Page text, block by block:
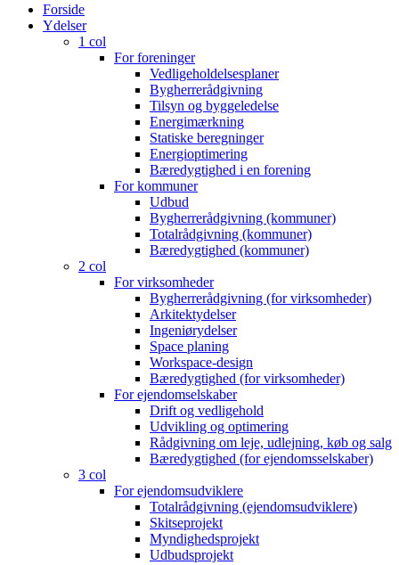
Close
Menu
Forside
Ydelser
1 col
For foreninger
Vedligeholdelsesplaner
Bygherrerådgivning
Tilsyn og byggeledelse
Energimærkning
Statiske beregninger
Energioptimering
Bæredygtighed i en forening
For kommuner
Udbud
Bygherrerådgivning (kommuner)
Totalrådgivning (kommuner)
Bæredygtighed (kommuner)
2 col
For virksomheder
Bygherrerådgivning (for virksomheder)
Arkitektydelser
Ingeniørydelser
Space planing
Workspace-design
Bæredygtighed (for virksomheder)
For ejendomselskaber
Drift og vedligehold
Udvikling og optimering
Rådgivning om leje, udlejning, køb og salg
Bæredygtighed (for ejendomsselskaber)
3 col
For ejendomsudviklere
Totalrådgivning (ejendomsudviklere)
Skitseprojekt
Myndighedsprojekt
Udbudsprojekt